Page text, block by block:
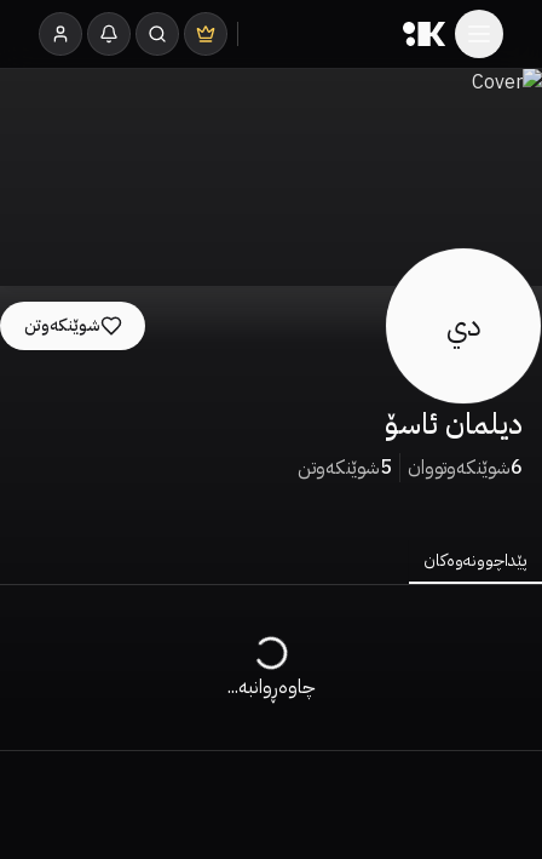
دي
ديلمان ئاسۆ
6شوێنکەوتووان 5شوێنکەوتن
شوێنکەوتن
پێداچوونەوەکان
چاوەڕوانبە...